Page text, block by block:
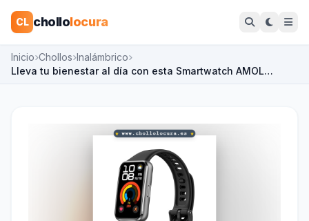
CL chollolocura
Inicio Chollos Inalámbrico
Lleva tu bienestar al día con esta Smartwatch AMOL…